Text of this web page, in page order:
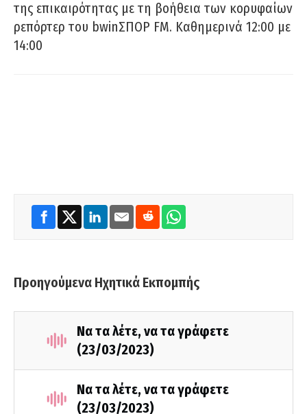
της επικαιρότητας με τη βοήθεια των κορυφαίων
ρεπόρτερ του bwinΣΠΟΡ FM. Καθημερινά 12:00 με
14:00
Προηγούμενα Ηχητικά Εκπομπής
Να τα λέτε, να τα γράφετε
(23/03/2023)
Να τα λέτε, να τα γράφετε
(23/03/2023)